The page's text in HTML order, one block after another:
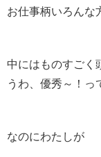
お仕事柄いろんな
中にはものすごく
うわ、優秀～！っ
なのにわたしが